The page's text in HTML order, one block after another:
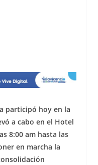
participó hoy en la
a cabo en el Hotel
8:00 am hasta las
en marcha la